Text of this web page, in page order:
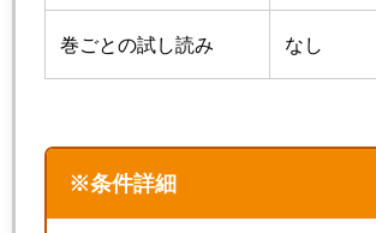
巻ごとの試し読み なし
※条件詳細